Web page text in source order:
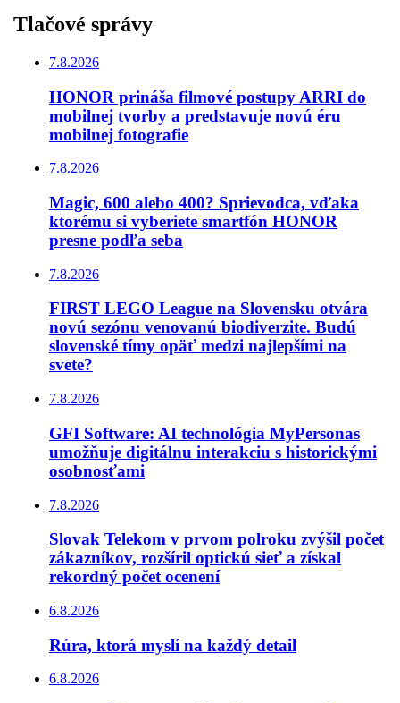
Tlačové správy
7.8.2026
HONOR prináša filmové postupy ARRI do
mobilnej tvorby a predstavuje novú éru
mobilnej fotografie
7.8.2026
Magic, 600 alebo 400? Sprievodca, vďaka
ktorému si vyberiete smartfón HONOR
presne podľa seba
7.8.2026
FIRST LEGO League na Slovensku otvára
novú sezónu venovanú biodiverzite. Budú
slovenské tímy opäť medzi najlepšími na
svete?
7.8.2026
GFI Software: AI technológia MyPersonas
umožňuje digitálnu interakciu s historickými
osobnosťami
7.8.2026
Slovak Telekom v prvom polroku zvýšil počet
zákazníkov, rozšíril optickú sieť a získal
rekordný počet ocenení
6.8.2026
Rúra, ktorá myslí na každý detail
6.8.2026